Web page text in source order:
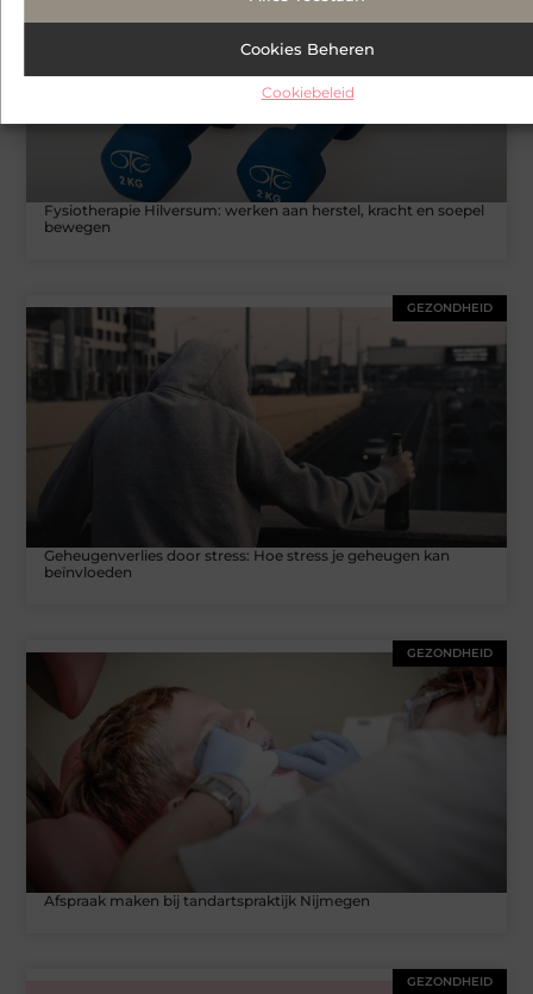
Cookies Beheren
Cookiebeleid
Fysiotherapie Hilversum: werken aan herstel, kracht en soepel
bewegen
GEZONDHEID
Geheugenverlies door stress: Hoe stress je geheugen kan
beïnvloeden
GEZONDHEID
Afspraak maken bij tandartspraktijk Nijmegen
GEZONDHEID